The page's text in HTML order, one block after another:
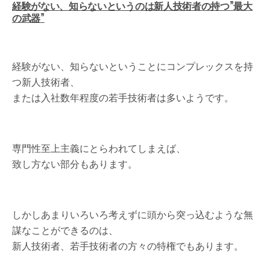
経験がない、知らないというのは新人技術者の持つ”最大
の武器”
経験がない、知らないということにコンプレックスを持
つ新人技術者、
または入社数年程度の若手技術者は多いようです。
専門性至上主義にとらわれてしまえば、
致し方ない部分もあります。
しかしあまりいろいろ考えずに頭から突っ込むような無
謀なことができるのは、
新人技術者、若手技術者の方々の特権でもあります。